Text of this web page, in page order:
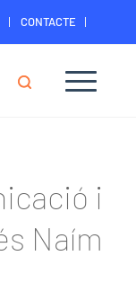
CONTACTE
i
Naím